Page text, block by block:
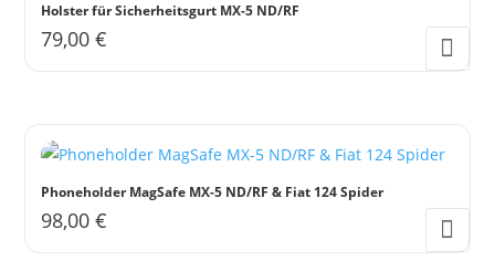
Holster für Sicherheitsgurt MX-5 ND/RF
79,00€
Phoneholder MagSafe MX-5 ND/RF & Fiat 124 Spider
98,00€